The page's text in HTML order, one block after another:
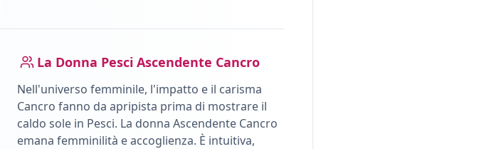
La Donna Pesci Ascendente Cancro
Nell'universo femminile, l'impatto e il carisma
Cancro fanno da apripista prima di mostrare il
caldo sole in Pesci. La donna Ascendente Cancro
emana femminilità e accoglienza. È intuitiva,